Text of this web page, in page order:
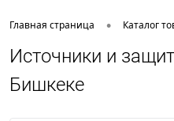
Главная страница • Каталог
Источники и
Бишкеке